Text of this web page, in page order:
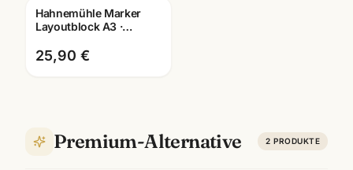
Hahnemühle Marker
Layoutblock A3 ·
geeignet ·
Künstlerbedarf
25,90 €
Premium-Alternative 2 PRODUKTE